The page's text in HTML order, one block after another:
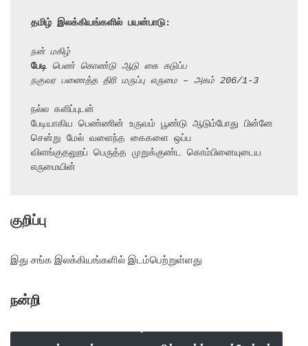
தமிழ் இலக்கியங்களில் பயன்பாடு:
நன் மகிழ்
பேடி பெண் கொண்டு ஆடு கை கடுப்ப
நகுவர பணைத்த திரி மருப்பு எருமை – அகம் 206/1-3
நல்ல களிப்புடன்
பேடியாகிய பெண்ணின் உருவம் பூண்டு ஆடும்போது பின்னே
சென்று மேல் வளைந்த கைகளை ஒப்ப
விளங்குதலுறப் பெருத்த முறுக்குண்ட கொம்பினையுடைய
எருமையின்
குறிப்பு
இது சங்க இலக்கியங்களில் இடம்பெற்றுள்ளது
நன்றி